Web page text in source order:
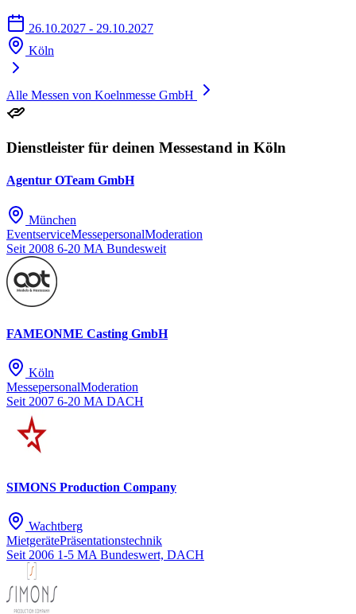
26.10.2027 - 29.10.2027
Köln
Alle Messen von Koelnmesse GmbH
Dienstleister für deinen Messestand in Köln
Agentur OTeam GmbH
München
EventserviceMessepersonalModeration
Seit 2008 6-20 MA Bundesweit
FAMEONME Casting GmbH
Köln
MessepersonalModeration
Seit 2007 6-20 MA DACH
SIMONS Production Company
Wachtberg
MietgerätePräsentationstechnik
Seit 2006 1-5 MA Bundeswert, DACH